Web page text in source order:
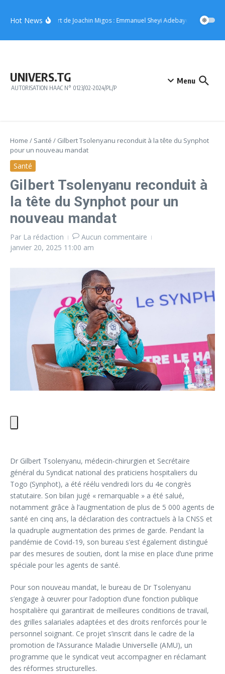
Hot NewsConcert de Joachin Migos : Emmanuel Sheyi Adebayor offre 10
UNIVERS.TG
AUTORISATION HAAC N° 0123/02-2024/PL/P
Menu
Home / Santé / Gilbert Tsolenyanu reconduit à la tête du Synphot
pour un nouveau mandat
Santé
Gilbert Tsolenyanu reconduit à
la tête du Synphot pour un
nouveau mandat
Par La rédaction
Aucun commentaire
janvier 20, 2025 11:00 am
Dr Gilbert Tsolenyanu, médecin-chirurgien et Secrétaire
général du Syndicat national des praticiens hospitaliers du
Togo (Synphot), a été réélu vendredi lors du 4e congrès
statutaire. Son bilan jugé « remarquable » a été salué,
notamment grâce à l’augmentation de plus de 5 000 agents de
santé en cinq ans, la déclaration des contractuels à la CNSS et
la quadruple augmentation des primes de garde. Pendant la
pandémie de Covid-19, son bureau s’est également distingué
par des mesures de soutien, dont la mise en place d’une prime
spéciale pour les agents de santé.
Pour son nouveau mandat, le bureau de Dr Tsolenyanu
s’engage à œuvrer pour l’adoption d’une fonction publique
hospitalière qui garantirait de meilleures conditions de travail,
des grilles salariales adaptées et des droits renforcés pour le
personnel soignant. Ce projet s’inscrit dans le cadre de la
promotion de l’Assurance Maladie Universelle (AMU), un
programme que le syndicat veut accompagner en réclamant
des réformes structurelles.